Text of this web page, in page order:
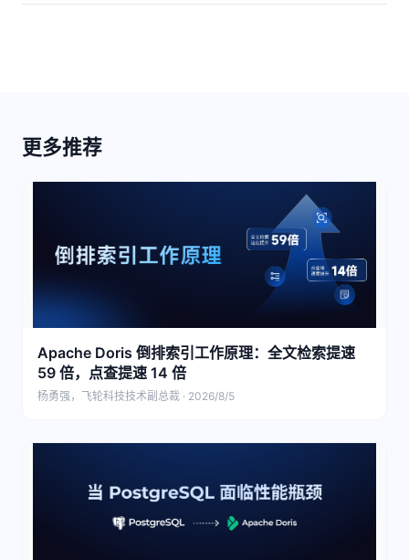
更多推荐
Apache Doris 倒排索引工作原理：全文检索提速
59 倍，点查提速 14 倍
杨勇强，飞轮科技技术副总裁 · 2026/8/5